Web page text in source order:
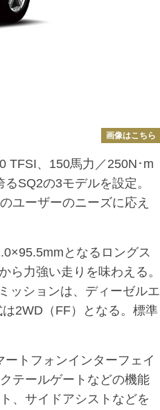
画像はこちら
TFSI、150馬力／250N･m
SQ2の3モデルを設定。
ユーザーのニーズに応え
となるロングス
ら力強い走りを味わえる。
ッションは、ディーゼルエ
2WD（FF）となる。標準
トフォンインターフェイ
テールゲートなどの機能
、サイドアシストなどを